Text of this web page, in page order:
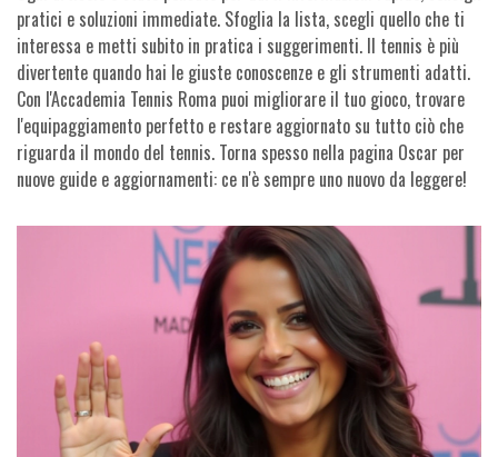
pratici e soluzioni immediate. Sfoglia la lista, scegli quello che ti
interessa e metti subito in pratica i suggerimenti. Il tennis è più
divertente quando hai le giuste conoscenze e gli strumenti adatti.
Con l'Accademia Tennis Roma puoi migliorare il tuo gioco, trovare
l'equipaggiamento perfetto e restare aggiornato su tutto ciò che
riguarda il mondo del tennis. Torna spesso nella pagina Oscar per
nuove guide e aggiornamenti: ce n'è sempre uno nuovo da leggere!